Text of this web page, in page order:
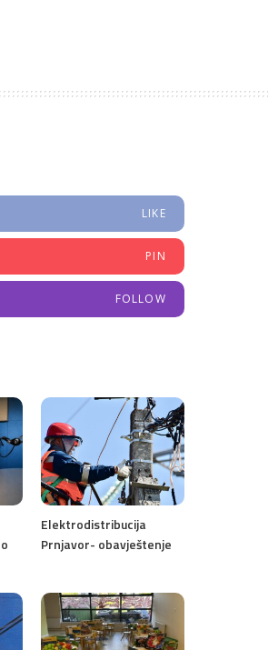
LIKE
PIN
FOLLOW
Elektrodistribucija
Prnjavor- obavještenje